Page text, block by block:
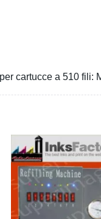
cartucce a 510 fili: